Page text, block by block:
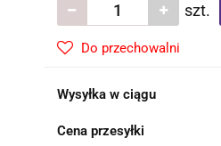
szt.
Do przechowalni
Wysyłka w ciągu
Cena przesyłki